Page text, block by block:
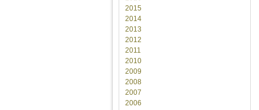
2015
2014
2013
2012
2011
2010
2009
2008
2007
2006